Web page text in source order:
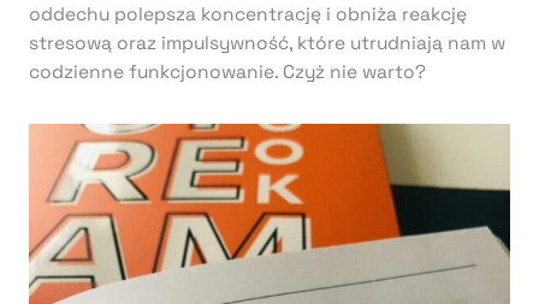
oddechu polepsza koncentrację i obniża reakcję
stresową oraz impulsywność, które utrudniają nam w
codzienne funkcjonowanie. Czyż nie warto?